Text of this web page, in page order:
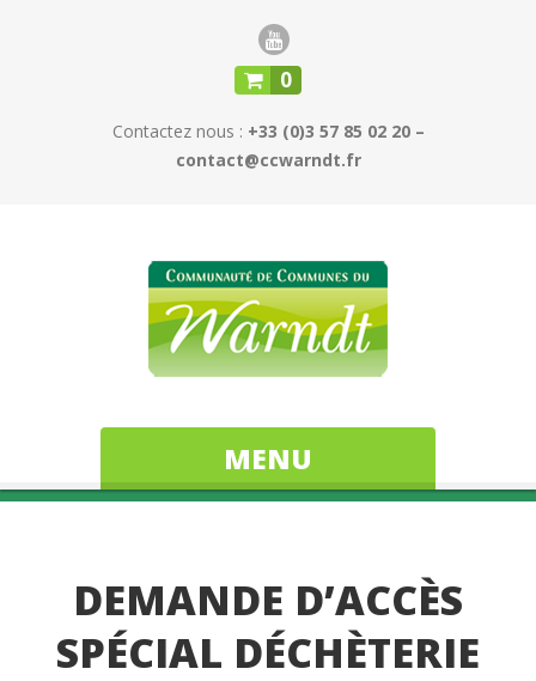
0
Contactez nous : +33 (0)3 57 85 02 20 –
contact@ccwarndt.fr
MENU
DEMANDE D’ACCÈS
SPÉCIAL DÉCHÈTERIE